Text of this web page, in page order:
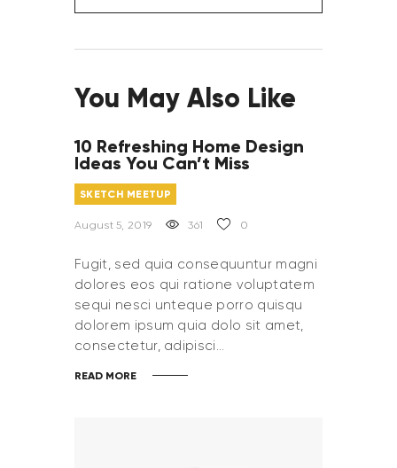
You May Also Like
10 Refreshing Home Design
Ideas You Can’t Miss
SKETCH MEETUP
August 5, 2019 361 0
Fugit, sed quia consequuntur magni
dolores eos qui ratione voluptatem
sequi nesci unteque porro quisqu
dolorem ipsum quia dolo sit amet,
consectetur, adipisci…
READ MORE